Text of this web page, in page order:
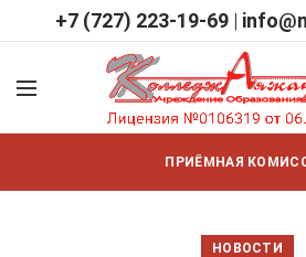
+7 (727) 223-19-69|
ПРИЁМНАЯ
НОВОСТИ